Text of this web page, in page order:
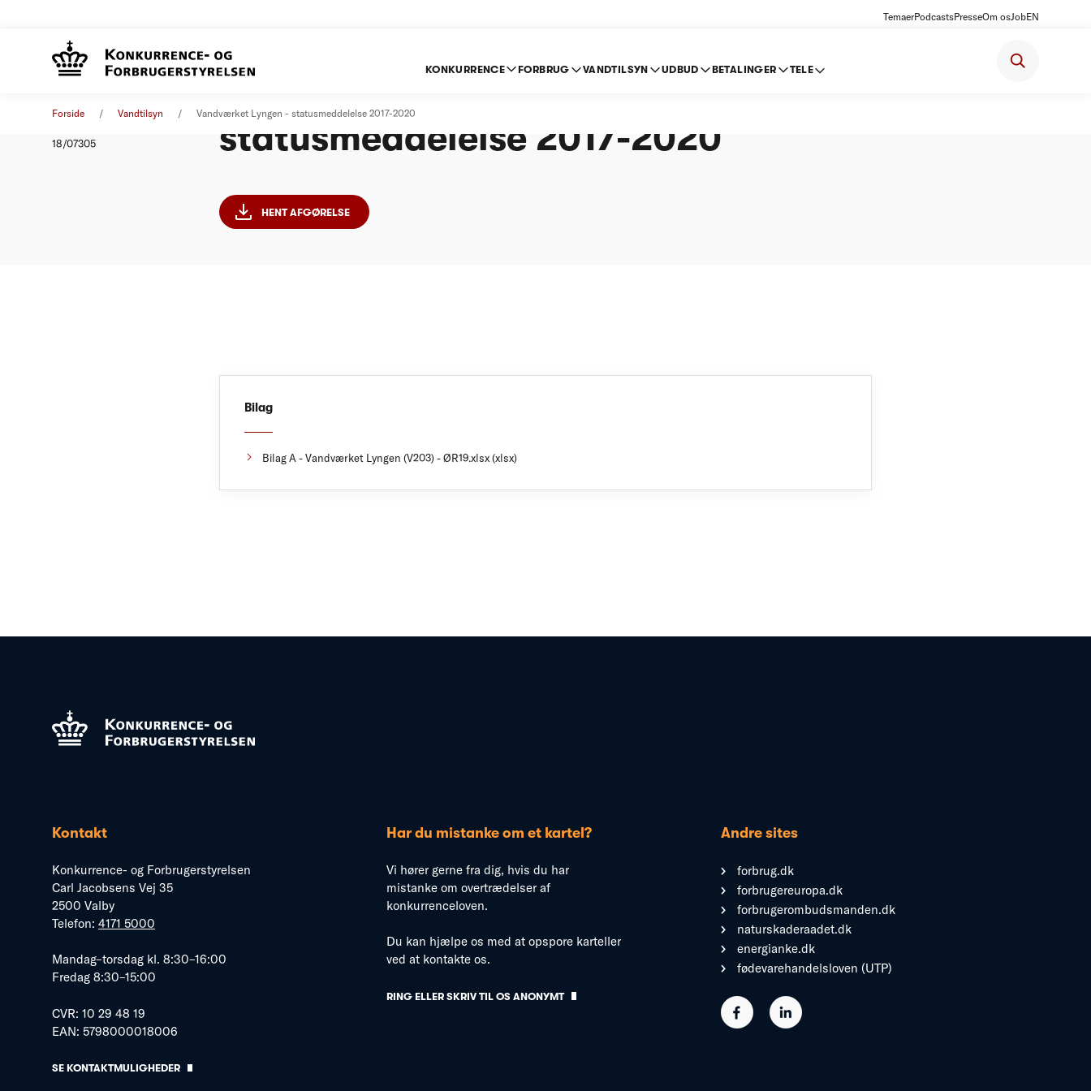
TemaerPodcastsPresseOm osJobEN
KONKURRENCE FORBRUG VANDTILSYN UDBUD BETALINGER TELE
Forside Vandtilsyn Vandværket Lyngen - statusmeddelelse 2017-2020
18/07305
statusmeddelelse 2017-2020
HENT AFGØRELSE
Bilag
Bilag A - Vandværket Lyngen (V203) - ØR19.xlsx (xlsx)
Kontakt
Konkurrence- og Forbrugerstyrelsen
Carl Jacobsens Vej 35
2500 Valby
Telefon: 4171 5000
Mandag–torsdag kl. 8:30–16:00
Fredag 8:30–15:00
CVR: 10 29 48 19
EAN: 5798000018006
SE KONTAKTMULIGHEDER
Har du mistanke om et kartel?
Vi hører gerne fra dig, hvis du har
mistanke om overtrædelser af
konkurrenceloven.
Du kan hjælpe os med at opspore karteller
ved at kontakte os.
RING ELLER SKRIV TIL OS ANONYMT
Andre sites
forbrug.dk
forbrugereuropa.dk
forbrugerombudsmanden.dk
naturskaderaadet.dk
energianke.dk
fødevarehandelsloven (UTP)